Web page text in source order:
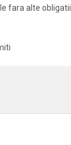
fara alte obligatii